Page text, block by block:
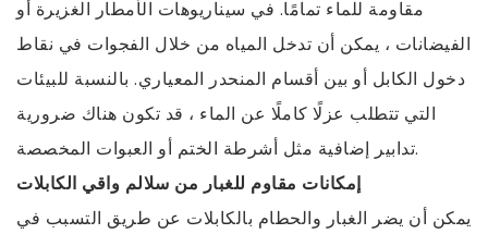
مقاومة للماء تمامًا. في سيناريوهات الأمطار الغزيرة أو
الفيضانات ، يمكن أن تدخل المياه من خلال الفجوات في نقاط
دخول الكابل أو بين أقسام المنحدر المعياري. بالنسبة للبيئات
التي تتطلب عزلًا كاملًا عن الماء ، قد تكون هناك ضرورية
تدابير إضافية مثل أشرطة الختم أو العبوات المخصصة.
إمكانات مقاوم للغبار من سلالم واقي الكابلات
يمكن أن يضر الغبار والحطام بالكابلات عن طريق التسبب في